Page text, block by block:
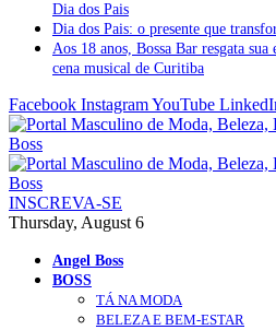
Dia dos Pais
Dia dos Pais: o presente que
Aos 18 anos, Bossa Bar resgata
cena musical de Curitiba
Facebook InstagramYouTube
INSCREVA-SE
Thursday, August 6
Angel Boss
BOSS
TÁ NA MODA
BELEZA E BEM-ESTAR